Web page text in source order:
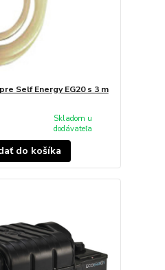
Self Energy EG20 s 3 m
Skladom u
dodávateľa
do košíka